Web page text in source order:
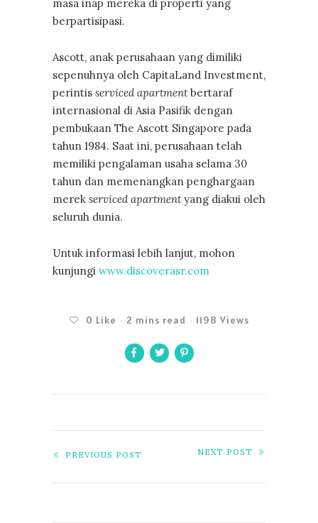
masa inap mereka di properti yang
berpartisipasi.
Ascott, anak perusahaan yang dimiliki
sepenuhnya oleh CapitaLand Investment,
perintis serviced apartmentbertaraf
internasional di Asia Pasifik dengan
pembukaan The Ascott Singapore pada
tahun 1984. Saat ini, perusahaan telah
memiliki pengalaman usaha selama 30
tahun dan memenangkan penghargaan
merek serviced apartmentyang diakui oleh
seluruh dunia.
Untuk informasi lebih lanjut, mohon
kunjungi www.discoverasr.com
0 Like 2 mins read 1198 Views
PREVIOUS POST NEXT POST